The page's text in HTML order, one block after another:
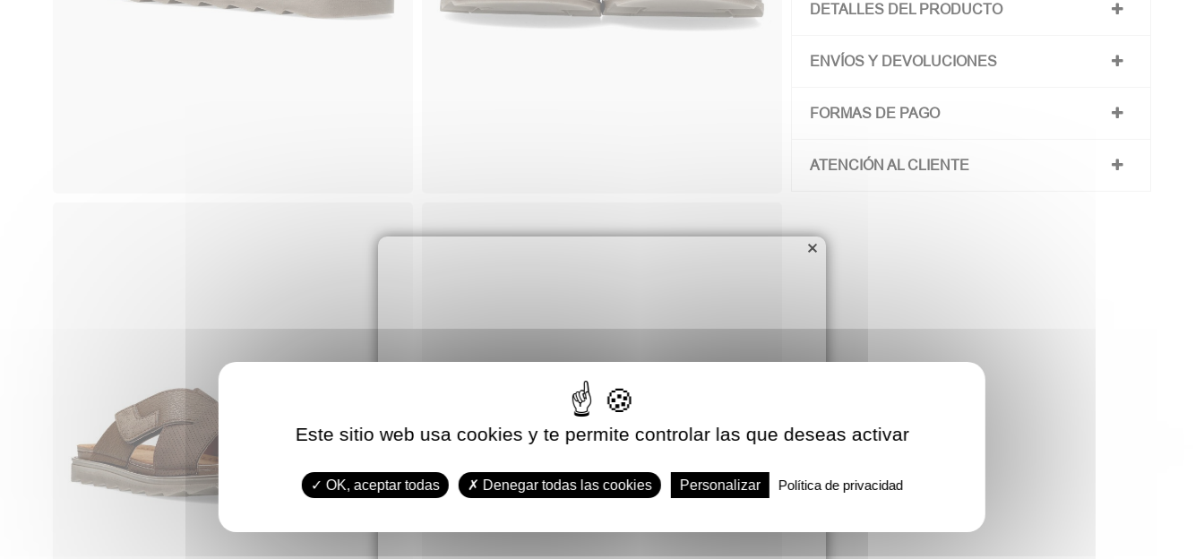
DETALLES DEL PRODUCTO
ENVÍOS Y DEVOLUCIONES
FORMAS DE PAGO
ATENCIÓN AL CLIENTE
×
Este sitio web usa cookies y te permite controlar las que deseas activar
OK, aceptar todas Denegar todas las cookies Personalizar Política de privacidad